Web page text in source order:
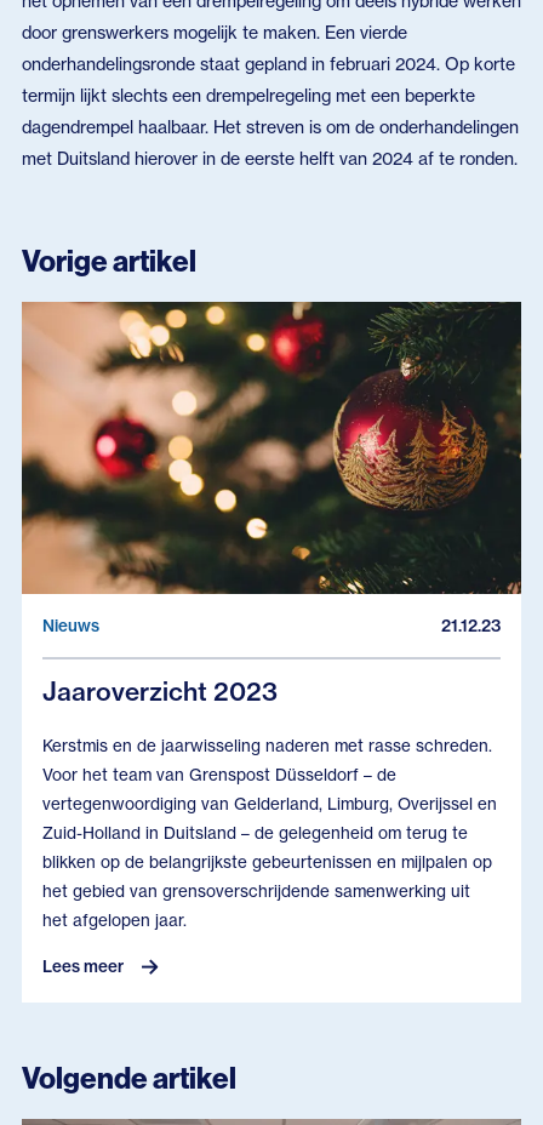
door grenswerkers mogelijk te maken. Een vierde
onderhandelingsronde staat gepland in februari 2024. Op korte
termijn lijkt slechts een drempelregeling met een beperkte
dagendrempel haalbaar. Het streven is om de onderhandelingen
met Duitsland hierover in de eerste helft van 2024 af te ronden.
Vorige artikel
Nieuws 21.12.23
Jaaroverzicht 2023
Kerstmis en de jaarwisseling naderen met rasse schreden.
Voor het team van Grenspost Düsseldorf – de
vertegenwoordiging van Gelderland, Limburg, Overijssel en
Zuid-Holland in Duitsland – de gelegenheid om terug te
blikken op de belangrijkste gebeurtenissen en mijlpalen op
het gebied van grensoverschrijdende samenwerking uit
het afgelopen jaar.
Lees meer
Volgende artikel